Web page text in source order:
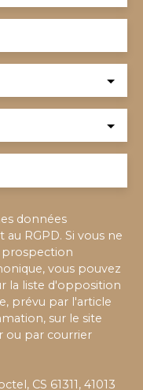
données
RGPD. Si vous ne
prospection
vous pouvez
la liste d'opposition
prévu par l'article
sur le site
ou par courrier
CS 61311, 41013